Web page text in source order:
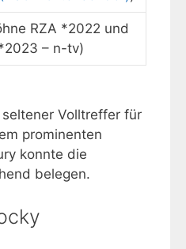
RZA *2022 und
– n-tv)
Volltreffer für
prominenten
konnte die
belegen.